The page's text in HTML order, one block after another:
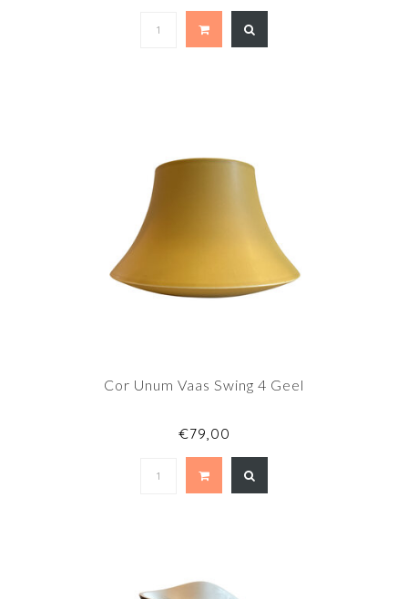
Cor Unum Vaas Swing 4 Geel
€79,00